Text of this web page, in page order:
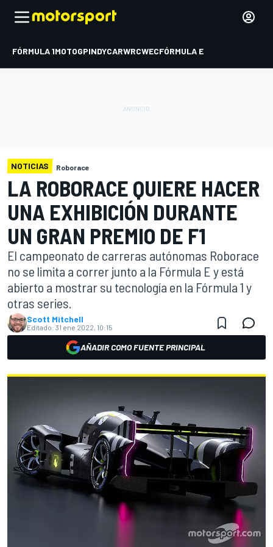
FÓRMULA 1MOTOGPINDYCARWRCWECFÓRMULA E
NOTICIAS Roborace
LA ROBORACE QUIERE HACER
UNA EXHIBICIÓN DURANTE
UN GRAN PREMIO DE F1
El campeonato de carreras autónomas Roborace
no se limita a correr junto a la Fórmula E y está
abierto a mostrar su tecnología en la Fórmula 1 y
otras series.
Scott Mitchell
Editado: 31 ene 2022, 10:15
AÑADIR COMO FUENTE PRINCIPAL